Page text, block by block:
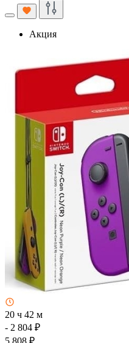
Акция
20 ч 42 м
- 2 804 ₽
5 808 ₽